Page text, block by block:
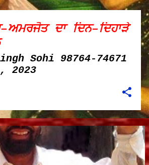
ਦਾ ਦਿਨ–ਦਿਹਾੜੇ
Sohi 98764-74671
2023